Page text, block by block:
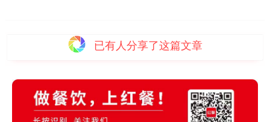
已有 人分享了这篇文章